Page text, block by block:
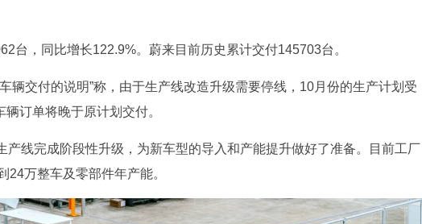
台，同比增长122.9%。蔚来目前历史累计交付145703台。
辆交付的说明”称，由于生产线改造升级需要停线，10月份的生产计划受
订单将晚于原计划交付。
产线完成阶段性升级，为新车型的导入和产能提升做好了准备。目前工厂
24万整车及零部件年产能。